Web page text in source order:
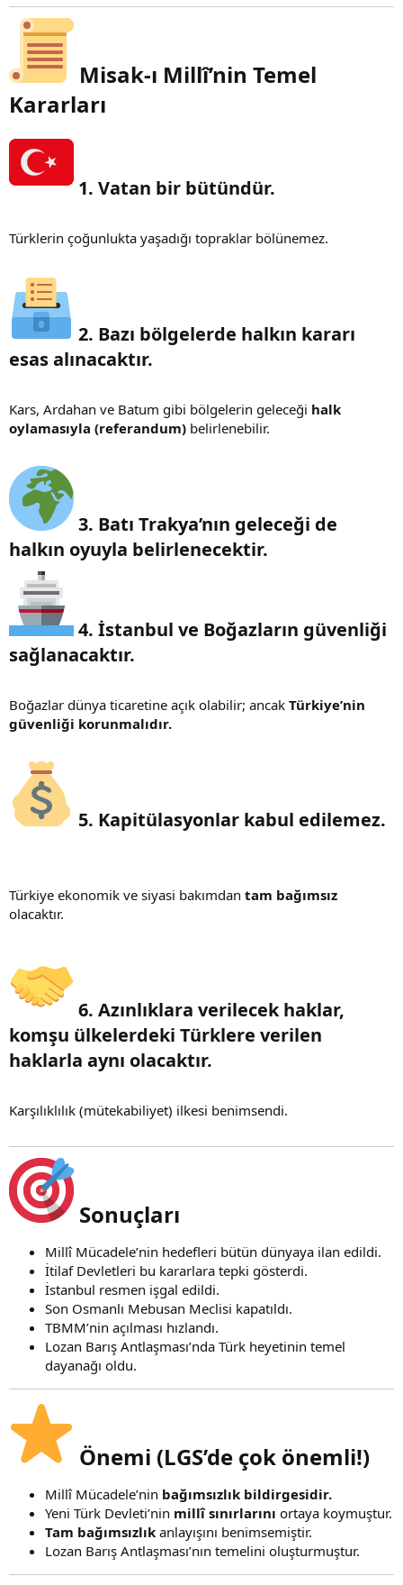
Misak-ı Millî’nin Temel
Kararları
1. Vatan bir bütündür.​
Türklerin çoğunlukta yaşadığı topraklar bölünemez.
2. Bazı bölgelerde halkın kararı
esas alınacaktır.​
Kars, Ardahan ve Batum gibi bölgelerin geleceği halk
oylamasıyla (referandum) belirlenebilir.
3. Batı Trakya’nın geleceği de
halkın oyuyla belirlenecektir.​
4. İstanbul ve Boğazların güvenliği
sağlanacaktır.​
Boğazlar dünya ticaretine açık olabilir; ancak Türkiye’nin
güvenliği korunmalıdır.
5. Kapitülasyonlar kabul edilemez.​
Türkiye ekonomik ve siyasi bakımdan tam bağımsız
olacaktır.
6. Azınlıklara verilecek haklar,
komşu ülkelerdeki Türklere verilen
haklarla aynı olacaktır.​
Karşılıklılık (mütekabiliyet) ilkesi benimsendi.
Sonuçları
Millî Mücadele’nin hedefleri bütün dünyaya ilan edildi.
İtilaf Devletleri bu kararlara tepki gösterdi.
İstanbul resmen işgal edildi.
Son Osmanlı Mebusan Meclisi kapatıldı.
TBMM’nin açılması hızlandı.
Lozan Barış Antlaşması’nda Türk heyetinin temel
dayanağı oldu.
Önemi (LGS’de çok önemli!)
Millî Mücadele’nin bağımsızlık bildirgesidir.
Yeni Türk Devleti’nin millî sınırlarını ortaya koymuştur.
Tam bağımsızlık anlayışını benimsemiştir.
Lozan Barış Antlaşması’nın temelini oluşturmuştur.